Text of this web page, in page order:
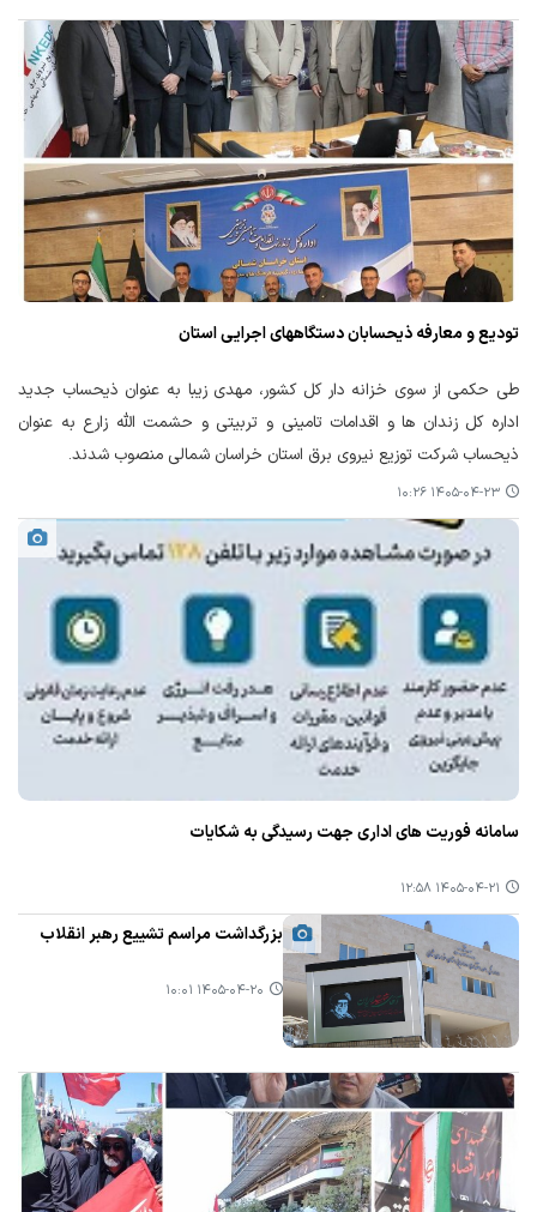
تودیع و معارفه ذیحسابان دستگاههای اجرایی استان
طی حکمی از سوی خزانه دار کل کشور، مهدی زیبا به عنوان ذیحساب جدید
اداره کل زندان ها و اقدامات تامینی و تربیتی و حشمت الله زارع به عنوان
ذیحساب شرکت توزیع نیروی برق استان خراسان شمالی منصوب شدند.
۱۴۰۵-۰۴-۲۳ ۱۰:۲۶
سامانه فوریت های اداری جهت رسیدگی به شکایات
۱۴۰۵-۰۴-۲۱ ۱۲:۵۸
بزرگداشت مراسم تشییع رهبر انقلاب
۱۴۰۵-۰۴-۲۰ ۱۰:۰۱